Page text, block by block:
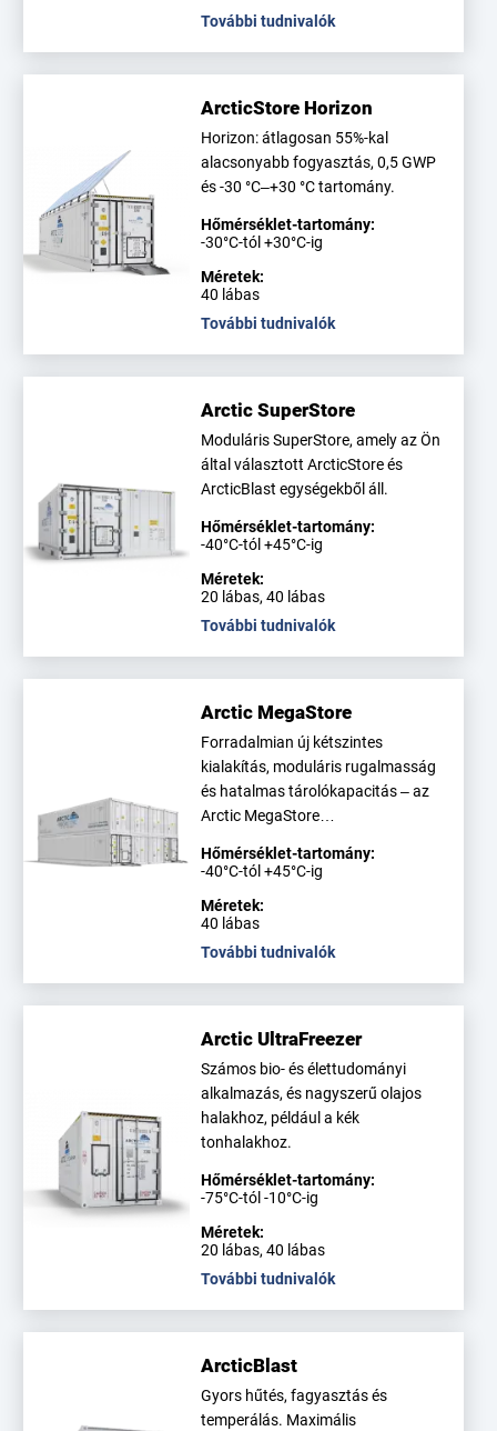
További tudnivalók
ArcticStore Horizon
Horizon: átlagosan 55%-kal
alacsonyabb fogyasztás, 0,5 GWP
és -30 °C–+30 °C tartomány.
Hőmérséklet-tartomány:
-30°C-tól +30°C-ig
Méretek:
40 lábas
További tudnivalók
Arctic SuperStore
Moduláris SuperStore, amely az Ön
által választott ArcticStore és
ArcticBlast egységekből áll.
Hőmérséklet-tartomány:
-40°C-tól +45°C-ig
Méretek:
20 lábas, 40 lábas
További tudnivalók
Arctic MegaStore
Forradalmian új kétszintes
kialakítás, moduláris rugalmasság
és hatalmas tárolókapacitás – az
Arctic MegaStore…
Hőmérséklet-tartomány:
-40°C-tól +45°C-ig
Méretek:
40 lábas
További tudnivalók
Arctic UltraFreezer
Számos bio- és élettudományi
alkalmazás, és nagyszerű olajos
halakhoz, például a kék
tonhalakhoz.
Hőmérséklet-tartomány:
-75°C-tól -10°C-ig
Méretek:
20 lábas, 40 lábas
További tudnivalók
ArcticBlast
Gyors hűtés, fagyasztás és
temperálás. Maximális